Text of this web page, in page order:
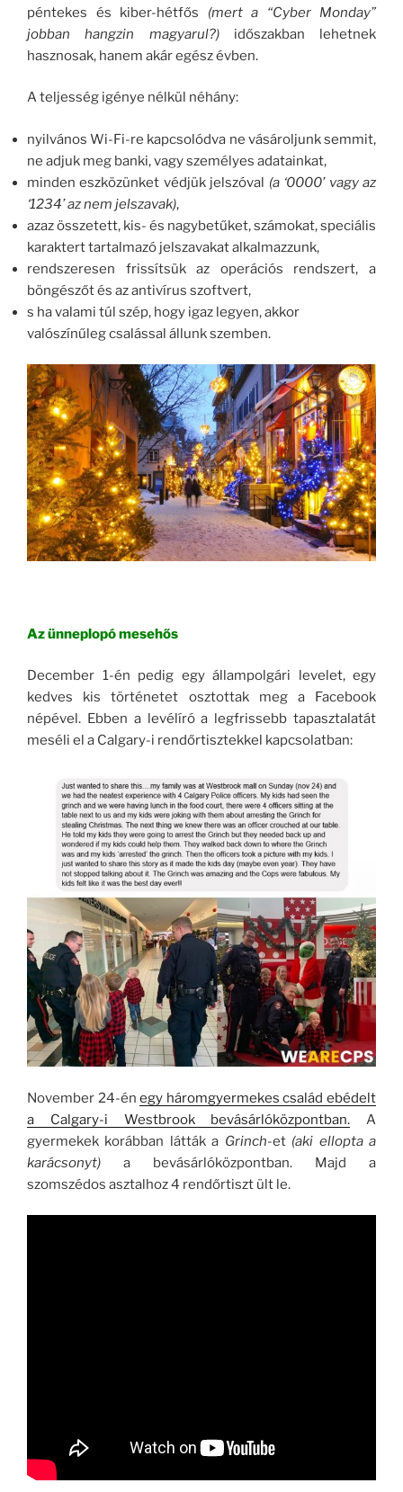
péntekes és kiber-hétfős (mert a “Cyber Monday”
jobban hangzin magyarul?)időszakban lehetnek
hasznosak, hanem akár egész évben.
A teljesség igénye nélkül néhány:
nyilvános Wi-Fi-re kapcsolódva ne vásároljunk semmit,
ne adjuk meg banki, vagy személyes adatainkat,
minden eszközünket védjük jelszóval (a ‘0000’ vagy az
‘1234’ az nem jelszavak),
azaz összetett, kis- és nagybetűket, számokat, speciális
karaktert tartalmazó jelszavakat alkalmazzunk,
rendszeresen frissítsük az operációs rendszert, a
böngészőt és az antivírus szoftvert,
s ha valami túl szép, hogy igaz legyen, akkor
valószínűleg csalással állunk szemben.
Az ünneplopó mesehős
December 1-én pedig egy állampolgári levelet, egy
kedves kis történetet osztottak meg a Facebook
népével. Ebben a levélíró a legfrissebb tapasztalatát
meséli el a Calgary-i rendőrtisztekkel kapcsolatban:
November 24-énegy háromgyermekes család ebédelt
a Calgary-i Westbrook bevásárlóközpontban. A
gyermekek korábban látták a Grinch-et (aki ellopta a
karácsonyt) a bevásárlóközpontban. Majd a
szomszédos asztalhoz 4 rendőrtiszt ült le.